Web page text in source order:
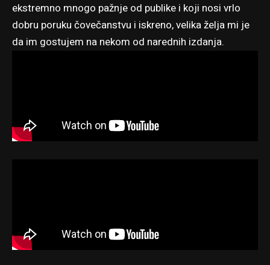
ekstremno mnogo pažnje od publike i koji nosi vrlo
dobru poruku čovečanstvu i iskreno, velika želja mi je
da im gostujem na nekom od narednih izdanja.